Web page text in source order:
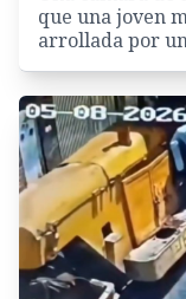
que una joven
arrollada por